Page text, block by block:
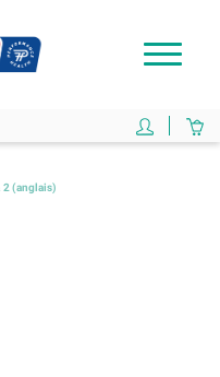
2 (anglais)